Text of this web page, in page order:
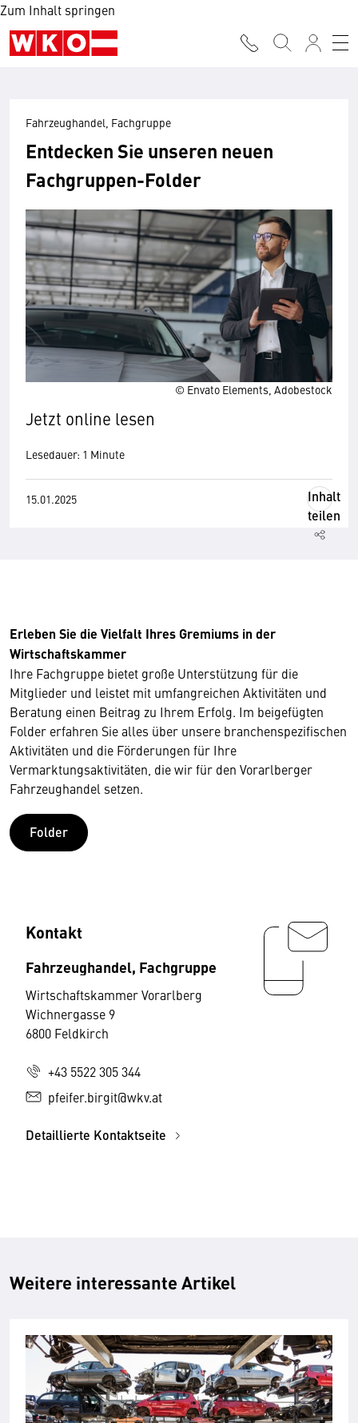
Zum Inhalt springen
© Envato Elements, Adobestock
Fahrzeughandel, Fachgruppe
Entdecken Sie unseren neuen
Fachgruppen-Folder
Jetzt online lesen
Lesedauer: 1 Minute
15.01.2025
Inhalt
teilen
Erleben Sie die Vielfalt Ihres Gremiums in der
Wirtschaftskammer
Ihre Fachgruppe bietet große Unterstützung für die
Mitglieder und leistet mit umfangreichen Aktivitäten und
Beratung einen Beitrag zu Ihrem Erfolg. Im beigefügten
Folder erfahren Sie alles über unsere branchenspezifischen
Aktivitäten und die Förderungen für Ihre
Vermarktungsaktivitäten, die wir für den Vorarlberger
Fahrzeughandel setzen.
Folder
Kontakt
Fahrzeughandel, Fachgruppe
Wirtschaftskammer Vorarlberg
Wichnergasse 9
6800 Feldkirch
+43 5522 305 344
pfeifer.birgit@wkv.at
Detaillierte Kontaktseite
Weitere interessante Artikel